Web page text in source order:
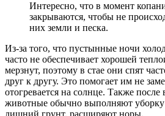
Интересно, что в момент
закрываются, чтобы не
них земли и песка.
Из-за того, что пустынные ночи
часто не обеспечивает хорошей
мерзнут, поэтому в стае они спят
друг к другу. Это помогает им не
отогревается на солнце. Также после
животные обычно выполняют